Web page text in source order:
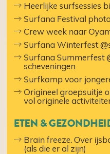
Heerlijke surfsessies
Surfana Festival
Crew week naar
Surfana Winterfest
Surfana Summerfest
scheveningen
Surfkamp voor
Origineel groepsuitje
vol originele
ETEN &
Brain freeze. Over
(als die er al zijn)